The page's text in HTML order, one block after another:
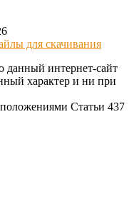
для скачивания
данный интернет-сайт
характер и ни при
Статьи 437